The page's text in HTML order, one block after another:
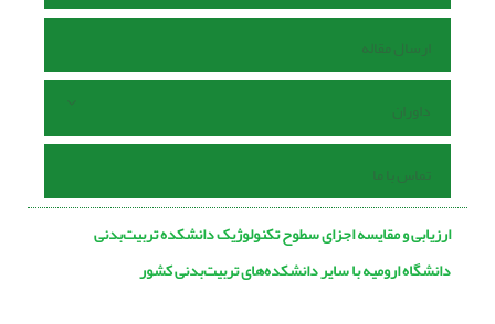
ارسال مقاله
داوران
تماس با ما
ارزیابی و مقایسه اجزای سطوح تکنولوژیک دانشکده تربیت‌بدنی
دانشگاه ارومیه با سایر دانشکده‌های تربیت‌بدنی کشور